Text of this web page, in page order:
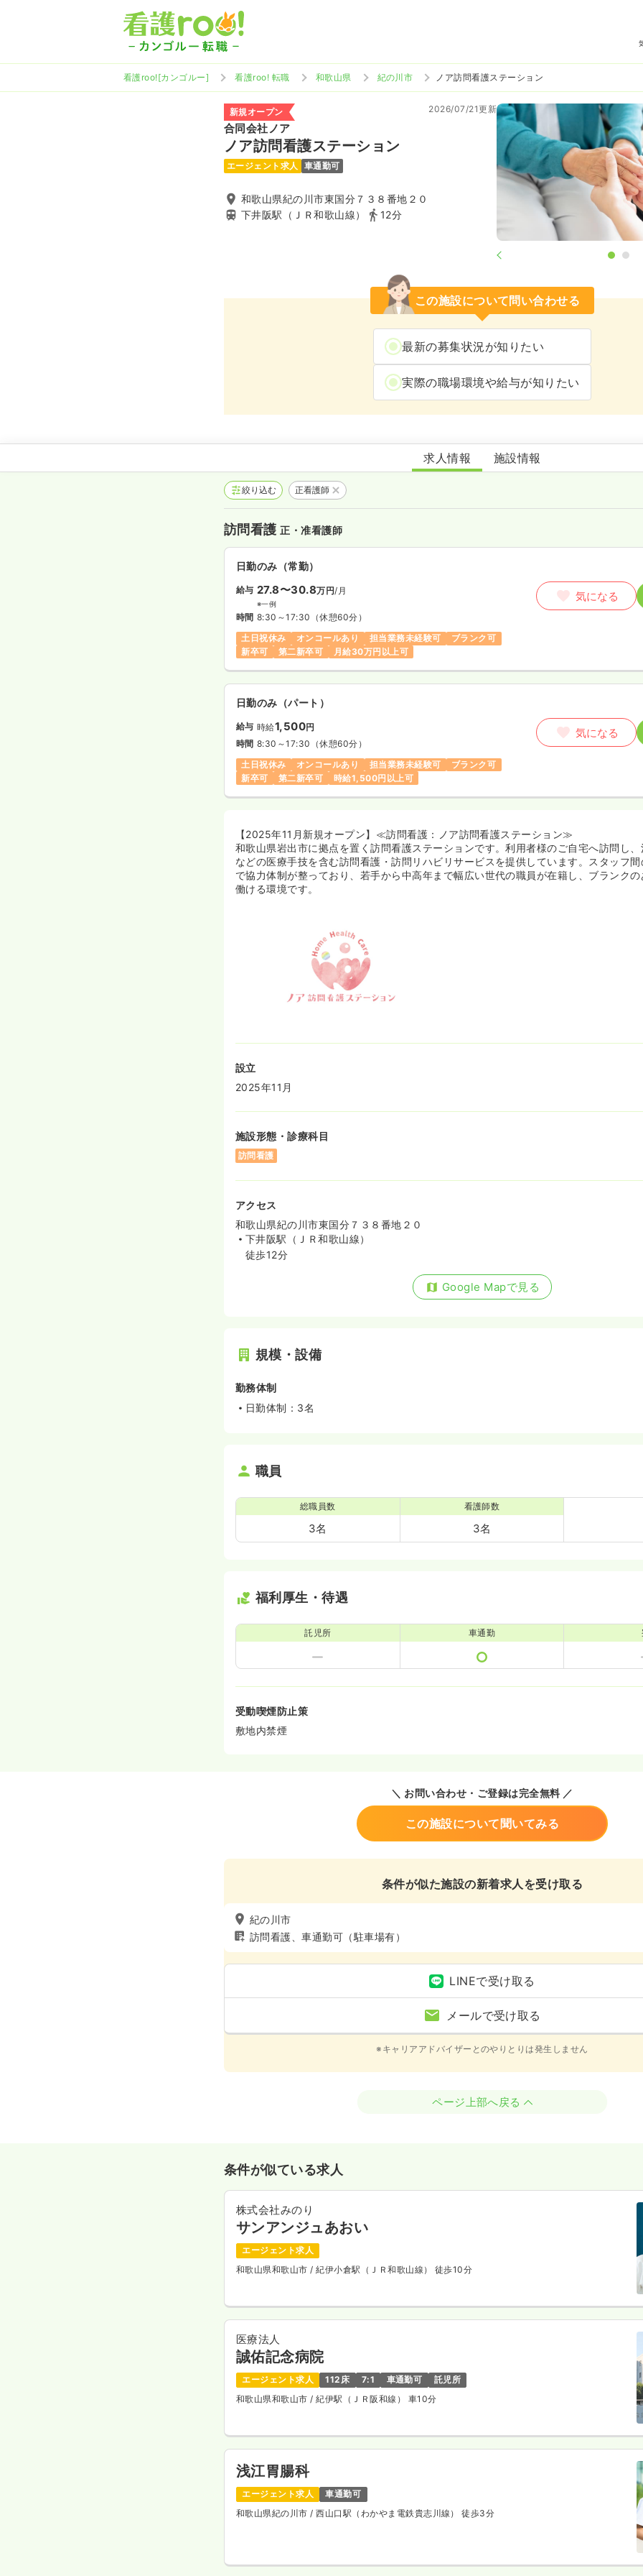
看護roo![カンゴルー] 看護roo! 転職 和歌山県 紀の川市 ノア訪問看護ステーション
新規オープン
合同会社ノア
ノア訪問看護ステーション
2026/07/21更新
エージェント求人 車通勤可
和歌山県紀の川市東国分７３８番地２０
下井阪駅（ＪＲ和歌山線）
12分
この施設について問い合わせる
最新の募集状況が知りたい
実際の職場環境や給与が知りたい
ノア訪問看護ステーション
求人情報 施設情報
絞り込む 正看護師
訪問看護正・准看護師
日勤のみ（常勤）
給与 27.8〜30.8万円/月
※一例
時間 8:30～17:30 （休憩60分）
土日祝休み
オンコールあり 担当業務未経験可
ブランク可
新卒可
第二新卒可 月給30万円以上可
気になる
日勤のみ（パート）
給与 時給1,500円
時間 8:30～17:30 （休憩60分）
土日祝休み
オンコールあり 担当業務未経験可
ブランク可
新卒可
第二新卒可 時給1,500円以上可
気になる
【2025年11月新規オープン】≪訪問看護：ノア訪問看護ステーション≫
和歌山県岩出市に拠点を置く訪問看護ステーションです。利用者様のご自宅へ訪問し
などの医療手技を含む訪問看護・訪問リハビリサービスを提供しています。スタッフ
で協力体制が整っており、若手から中高年まで幅広い世代の職員が在籍し、ブランク
働ける環境です。
設立
2025年11月
施設形態・診療科目
訪問看護
アクセス
和歌山県紀の川市東国分７３８番地２０
下井阪駅（ＪＲ和歌山線）
徒歩12分
Google Mapで見る
規模・設備
勤務体制
日勤体制：3名
職員
総職員数
3名
看護師数
3名
福利厚生・待遇
託児所 車通勤
受動喫煙防止策
敷地内禁煙
＼ お問い合わせ・ご登録は完全無料 ／
この施設について聞いてみる
条件が似た施設の新着求人を受け取る
紀の川市
訪問看護、車通勤可（駐車場有）
LINEで受け取る
メールで受け取る
※キャリアアドバイザーとのやりとりは発生しません
ページ上部へ戻る
条件が似ている求人
株式会社みのり
サンアンジュあおい
エージェント求人
和歌山県和歌山市 / 紀伊小倉駅（ＪＲ和歌山線） 徒歩10分
医療法人
誠佑記念病院
エージェント求人 112床 7:1 車通勤可
託児所
和歌山県和歌山市 / 紀伊駅（ＪＲ阪和線） 車10分
浅江胃腸科
エージェント求人
車通勤可
和歌山県紀の川市 / 西山口駅（わかやま電鉄貴志川線） 徒歩3分